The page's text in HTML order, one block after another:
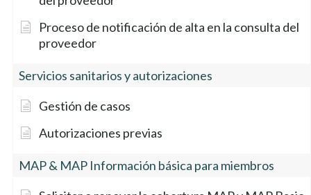
Proceso de notificación de alta en la consulta del
proveedor
Servicios sanitarios y autorizaciones
Gestión de casos
Autorizaciones previas
MAP & MAP Información básica para miembros